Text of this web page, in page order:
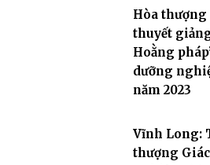
Hòa
thuyết
Hoằng
dưỡng
năm 2023
Vĩnh Long:
thượng